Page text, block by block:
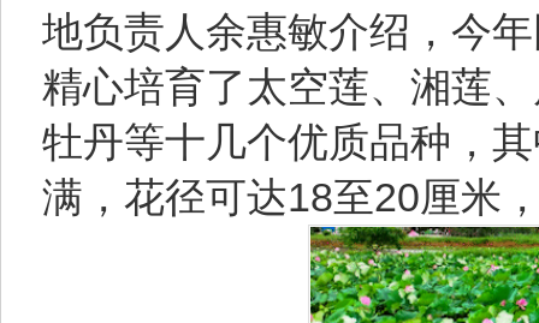
地负责人余惠敏介绍，今
精心培育了太空莲、湘莲
牡丹等十几个优质品种，
满，花径可达18至20厘米